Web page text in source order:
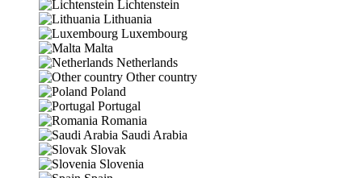
Lichtenstein
Lithuania
Luxembourg
Malta
Netherlands
Other country
Poland
Portugal
Romania
Saudi Arabia
Slovak
Slovenia